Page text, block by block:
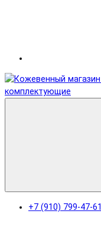
+7 (910) 799-47-61